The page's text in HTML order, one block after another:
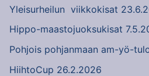
Yleisurheilun viikkokisat
Hippo-maastojuoksukisat
Pohjois pohjanmaan am-yö-
HiihtoCup 26.2.2026